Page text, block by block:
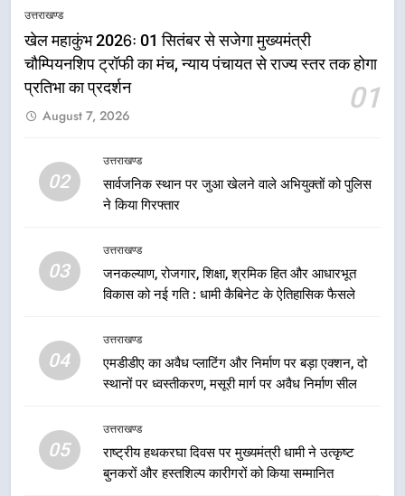
उत्तराखण्ड
खेल महाकुंभ 2026ः 01 सितंबर से सजेगा मुख्यमंत्री
चौम्पियनशिप ट्रॉफी का मंच, न्याय पंचायत से राज्य स्तर तक होगा
प्रतिभा का प्रदर्शन
01
August 7, 2026
02
उत्तराखण्ड
सार्वजनिक स्थान पर जुआ खेलने वाले अभियुक्तों को पुलिस
ने किया गिरफ्तार
03
उत्तराखण्ड
जनकल्याण, रोजगार, शिक्षा, श्रमिक हित और आधारभूत
विकास को नई गति : धामी कैबिनेट के ऐतिहासिक फैसले
04
उत्तराखण्ड
एमडीडीए का अवैध प्लाटिंग और निर्माण पर बड़ा एक्शन, दो
स्थानों पर ध्वस्तीकरण, मसूरी मार्ग पर अवैध निर्माण सील
05
उत्तराखण्ड
राष्ट्रीय हथकरघा दिवस पर मुख्यमंत्री धामी ने उत्कृष्ट
बुनकरों और हस्तशिल्प कारीगरों को किया सम्मानित
धामी ने उत्कृष्ट बुनकरों और हस्तशिल्प
कारीगरों को किया सम्मानित
उत्तराखण्ड
का गठन
उत्तराखण्ड
देना सरकार की सर्वोच्च प्राथमिकता, आने
वाले महीनों में हजारों पदों पर की जाएगी
उत्तराखण्ड
दिल्ली-देहरादून आर्थिक कॉरिडोर से जुड़ी
12 किमी ग्रीनफील्ड बाईपास परियोजना
निर्देश, सुरक्षा मानकों से कोई समझौता
नहींः डीएम
1